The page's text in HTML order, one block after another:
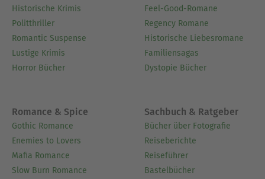
Historische Krimis
Politthriller
Romantic Suspense
Lustige Krimis
Horror Bücher
Feel-Good-Romane
Regency Romane
Historische Liebesromane
Familiensagas
Dystopie Bücher
Romance & Spice
Gothic Romance
Enemies to Lovers
Mafia Romance
Slow Burn Romance
Sachbuch & Ratgeber
Bücher über Fotografie
Reiseberichte
Reiseführer
Bastelbücher